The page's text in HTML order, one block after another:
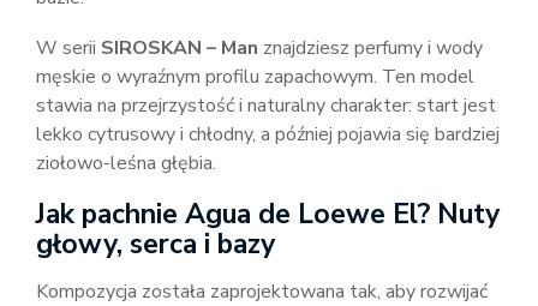
W serii SIROSKAN – Man znajdziesz perfumy i wody
męskie o wyraźnym profilu zapachowym. Ten model
stawia na przejrzystość i naturalny charakter: start jest
lekko cytrusowy i chłodny, a później pojawia się bardziej
ziołowo-leśna głębia.
Jak pachnie Agua de Loewe El? Nuty
głowy, serca i bazy
Kompozycja została zaprojektowana tak, aby rozwijać